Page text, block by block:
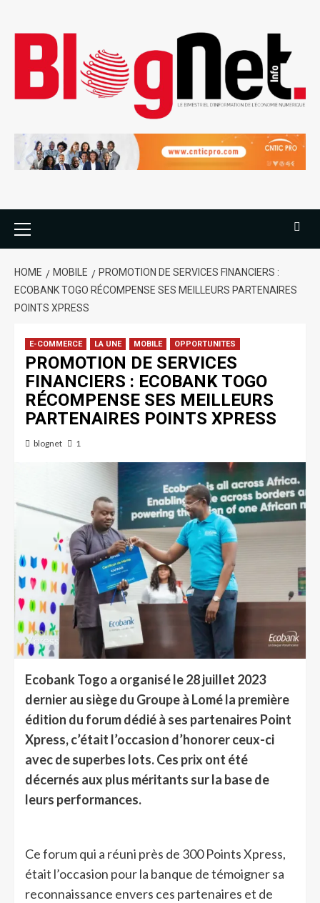
HOME MOBILE
PROMOTION DE SERVICES FINANCIERS :
ECOBANK TOGO RÉCOMPENSE SES MEILLEURS PARTENAIRES
POINTS XPRESS
E-COMMERCE LA UNE MOBILE OPPORTUNITES
PROMOTION DE SERVICES
FINANCIERS : ECOBANK TOGO
RÉCOMPENSE SES MEILLEURS
PARTENAIRES POINTS XPRESS
blognet 1
Ecobank Togo a organisé le 28 juillet 2023
dernier au siège du Groupe à Lomé la première
édition du forum dédié à ses partenaires Point
Xpress, c’était l’occasion d’honorer ceux-ci
avec de superbes lots. Ces prix ont été
décernés aux plus méritants sur la base de
leurs performances.
Ce forum qui a réuni près de 300 Points Xpress,
était l’occasion pour la banque de témoigner sa
reconnaissance envers ces partenaires et de